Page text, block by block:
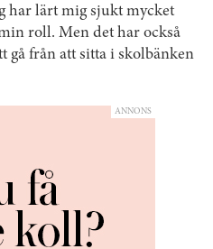
har lärt mig sjukt mycket
roll. Men det har också
gå från att sitta i skolbänken
ANNONS